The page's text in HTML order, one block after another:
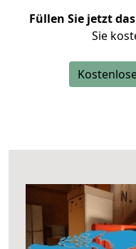
Füllen Sie jetzt
Sie